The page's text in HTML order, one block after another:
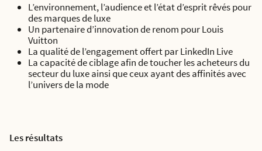
L’environnement, l’audience et l’état d’esprit rêvés pour
des marques de luxe
Un partenaire d’innovation de renom pour Louis
Vuitton
La qualité de l’engagement offert par LinkedIn Live
La capacité de ciblage afin de toucher les acheteurs du
secteur du luxe ainsi que ceux ayant des affinités avec
l’univers de la mode
Les résultats